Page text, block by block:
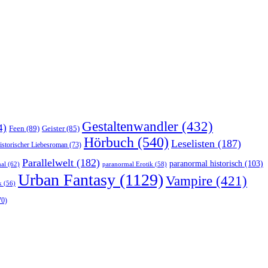
Feen (89) Geister(85) Gestaltenwandler (432)
Liebesroman (73) Hörbuch (540) Leselisten (187)
(62) Parallelwelt (182) paranormal Erotik (58) paranormal historisch (103)
(56) Urban Fantasy (1129) Vampire (421)